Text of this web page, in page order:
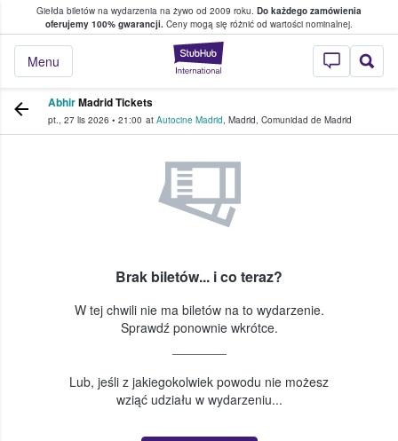
Giełda biletów na wydarzenia na żywo od 2009 roku. Do każdego zamówienia
oferujemy 100% gwarancji. Ceny mogą się różnić od wartości nominalnej.
StubHub —
Menu
w którym fani i kibice kupują i
AbhirMadrid Tickets
pt., 27 lis 2026 • 21:00 at Autocine Madrid, Madrid, Comunidad de Madrid
Brak biletów... i co teraz?
W tej chwili nie ma biletów na to wydarzenie.
Sprawdź ponownie wkrótce.
Lub, jeśli z jakiegokolwiek powodu nie możesz
wziąć udziału w wydarzeniu...